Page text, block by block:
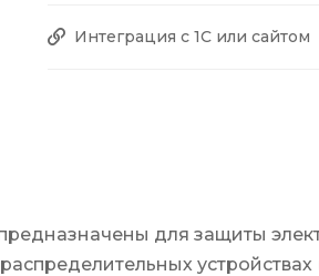
Интеграция с 1С или сайтом
для защиты